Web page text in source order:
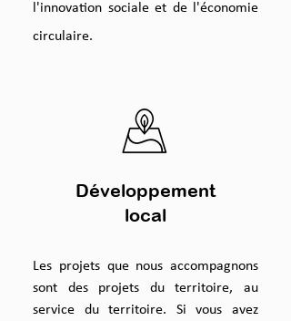
l'innovation sociale et de l'économie
circulaire.
Développement
local
Les projets que nous accompagnons
sont des projets du territoire, au
service du territoire. Si vous avez